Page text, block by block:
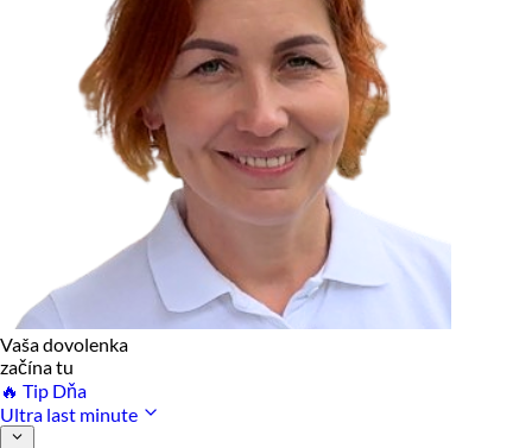
Vaša dovolenka
začína tu
🔥 Tip Dňa
Ultra last minute
Analytické a marketingové cookies
Reklamné úložisko
Reklamné používateľské dáta
Personalizácia reklám
Povoliť vybrané
Odmietnuť